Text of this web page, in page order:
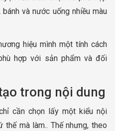
và nước uống nhiều màu
hiệu mình một tính cách
hợp với sản phẩm và đối
trong nội dung
cần chọn lấy một kiểu nội
mà làm.. Thế nhưng, theo